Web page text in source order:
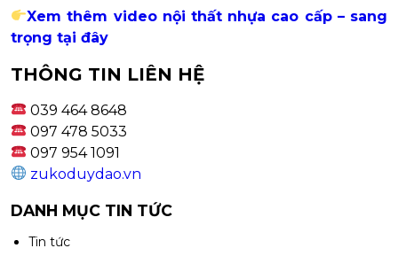
Xem thêm video nội thất nhựa cao cấp – sang
trọng tại đây
THÔNG TIN LIÊN HỆ
039 464 8648
097 478 5033
097 954 1091
zukoduydao.vn
DANH MỤC TIN TỨC
Tin tức